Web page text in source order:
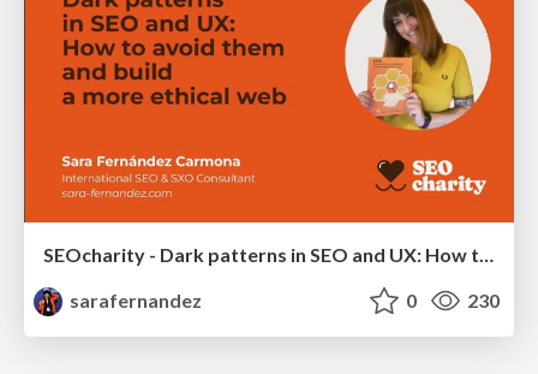
SEOcharity - Dark patterns in SEO and UX: How to avoid them and build a more ethical web
sarafernandez
0 230